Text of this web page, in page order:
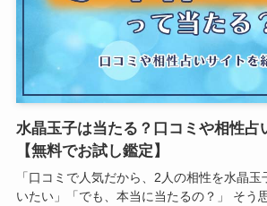
水晶玉子は当たる？口コミや相性占
【無料でお試し鑑定】
「口コミで人気だから、2人の相性を水晶
いたい」「でも、本当に当たるの？」 そう